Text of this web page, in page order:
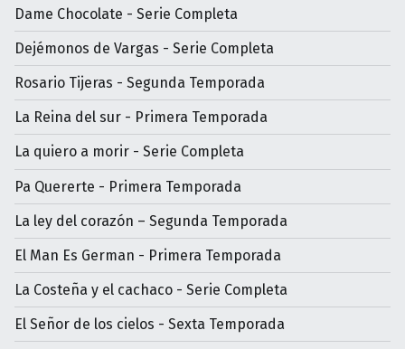
Dame Chocolate - Serie Completa
Dejémonos de Vargas - Serie Completa
Rosario Tijeras - Segunda Temporada
La Reina del sur - Primera Temporada
La quiero a morir - Serie Completa
Pa Quererte - Primera Temporada
La ley del corazón – Segunda Temporada
El Man Es German - Primera Temporada
La Costeña y el cachaco - Serie Completa
El Señor de los cielos - Sexta Temporada